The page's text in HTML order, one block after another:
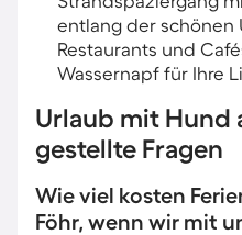
entlang der schönen
Restaurants und
Wassernapf für Ihre
Urlaub mit Hund
gestellte Fragen
Wie viel kosten
Föhr, wenn wir mit